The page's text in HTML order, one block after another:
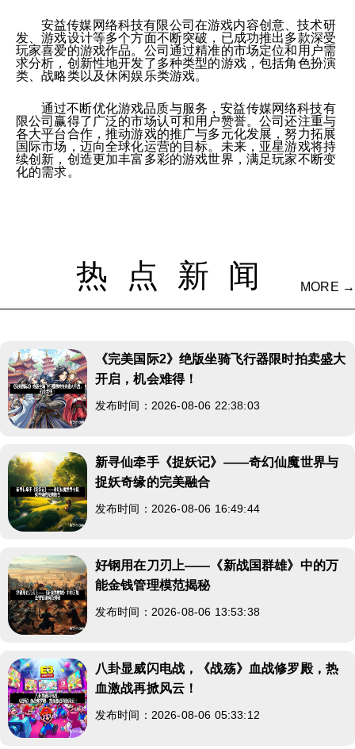
安益传媒网络科技有限公司在游戏内容创意、技术研
发、游戏设计等多个方面不断突破，已成功推出多款深受
玩家喜爱的游戏作品。公司通过精准的市场定位和用户需
求分析，创新性地开发了多种类型的游戏，包括角色扮演
类、战略类以及休闲娱乐类游戏。
通过不断优化游戏品质与服务，安益传媒网络科技有
限公司赢得了广泛的市场认可和用户赞誉。公司还注重与
各大平台合作，推动游戏的推广与多元化发展，努力拓展
国际市场，迈向全球化运营的目标。未来，亚星游戏将持
续创新，创造更加丰富多彩的游戏世界，满足玩家不断变
化的需求。
热点新闻 MORE →
《完美国际2》绝版坐骑飞行器限时拍卖盛大
开启，机会难得！
发布时间：2026-08-06 22:38:03
新寻仙牵手《捉妖记》——奇幻仙魔世界与
捉妖奇缘的完美融合
发布时间：2026-08-06 16:49:44
好钢用在刀刃上——《新战国群雄》中的万
能金钱管理模范揭秘
发布时间：2026-08-06 13:53:38
八卦显威闪电战，《战殇》血战修罗殿，热
血激战再掀风云！
发布时间：2026-08-06 05:33:12